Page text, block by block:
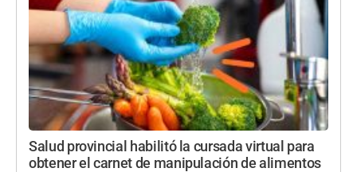
Salud provincial habilitó la cursada virtual para
obtener el carnet de manipulación de alimentos